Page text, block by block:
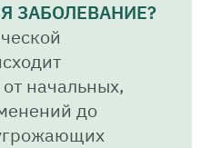
ЗАБОЛЕВАНИЕ?
начальных,
до